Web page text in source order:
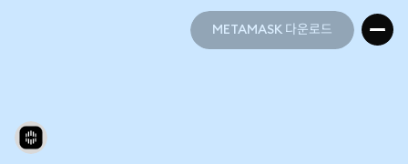
METAMASK 다운로드